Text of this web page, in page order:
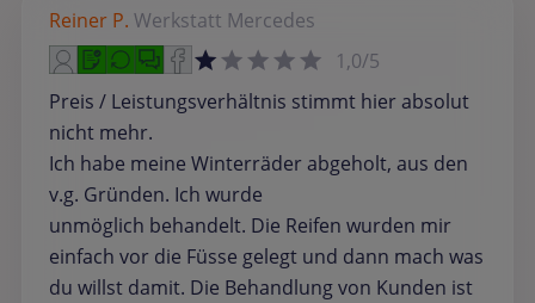
Reiner P. Werkstatt Mercedes
1,0/5
Preis / Leistungsverhältnis stimmt hier absolut
nicht mehr.
Ich habe meine Winterräder abgeholt, aus den
v.g. Gründen. Ich wurde
unmöglich behandelt. Die Reifen wurden mir
einfach vor die Füsse gelegt und dann mach was
du willst damit. Die Behandlung von Kunden ist